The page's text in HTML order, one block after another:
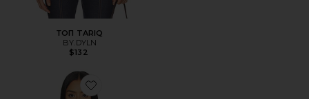
ТОП TARIQ
BY.DYLN
$132
Favorite ТОП ARCHER